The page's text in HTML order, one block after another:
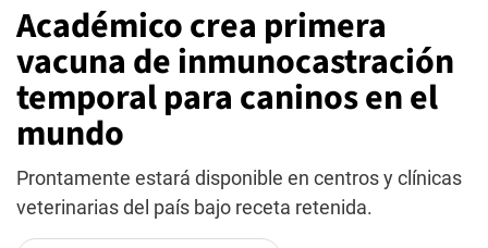
Académico crea primera
vacuna de inmunocastración
temporal para caninos en el
mundo
Prontamente estará disponible en centros y clínicas
veterinarias del país bajo receta retenida.